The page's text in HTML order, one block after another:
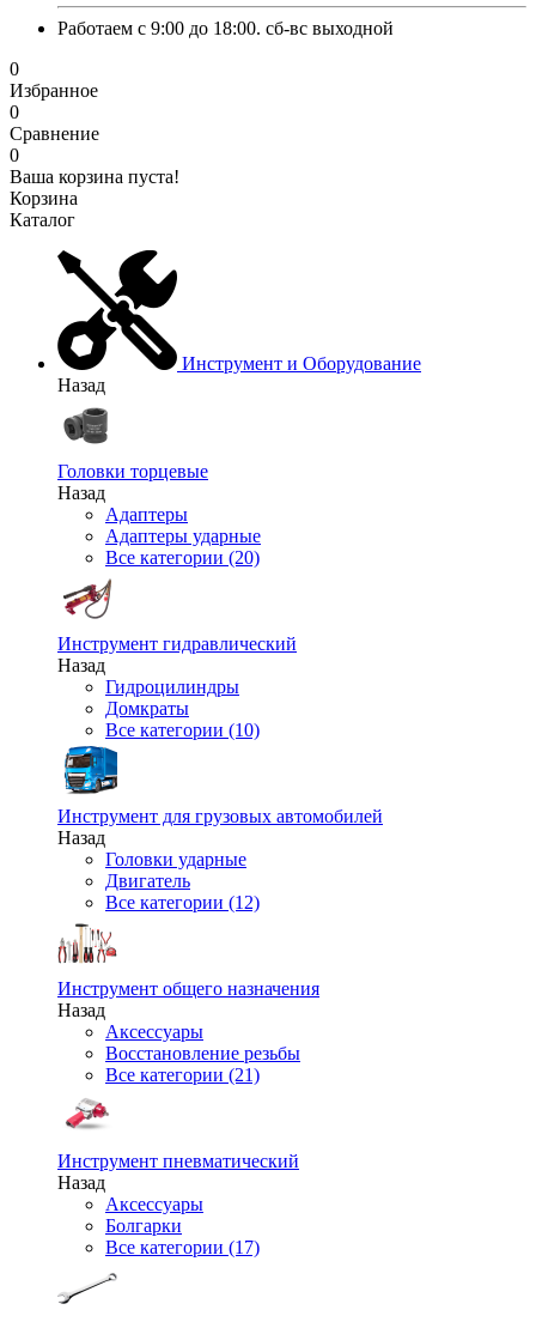
Работаем с 9:00 до 18:00. сб-вс выходной
0
Избранное
0
Сравнение
0
Ваша корзина пуста!
Корзина
Каталог
Инструмент и Оборудование
Назад
Головки торцевые
Назад
Адаптеры
Адаптеры ударные
Все категории (20)
Инструмент гидравлический
Назад
Гидроцилиндры
Домкраты
Все категории (10)
Инструмент для грузовых автомобилей
Назад
Головки ударные
Двигатель
Все категории (12)
Инструмент общего назначения
Назад
Аксессуары
Восстановление резьбы
Все категории (21)
Инструмент пневматический
Назад
Аксессуары
Болгарки
Все категории (17)